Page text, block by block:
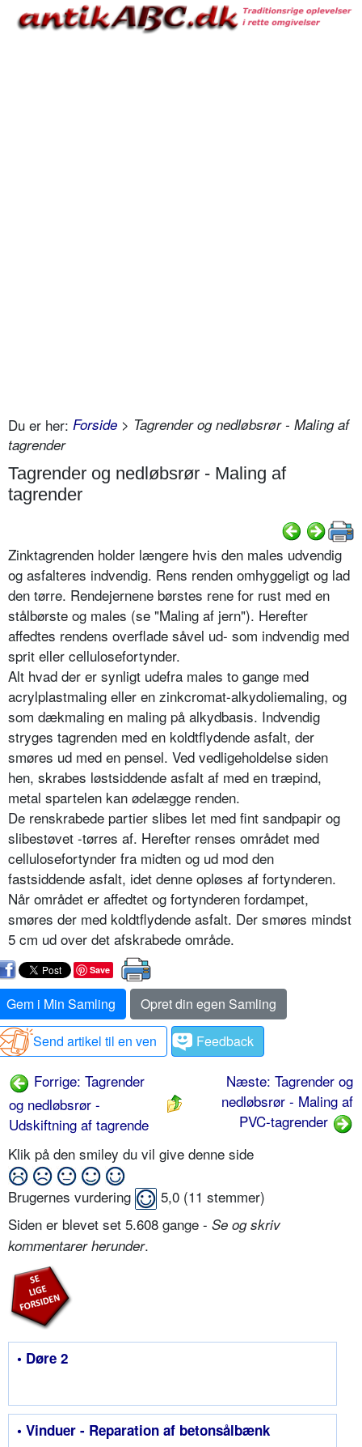
Du er her: Forside > Tagrender og nedløbsrør - Maling af
tagrender
Tagrender og nedløbsrør - Maling af
tagrender
Zinktagrenden holder længere hvis den males udvendig
og asfalteres indvendig. Rens renden omhyggeligt og lad
den tørre. Rendejernene børstes rene for rust med en
stålbørste og males (se "Maling af jern"). Herefter
affedtes rendens overflade såvel ud- som indvendig med
sprit eller cellulosefortynder.
Alt hvad der er synligt udefra males to gange med
acrylplastmaling eller en zinkcromat-alkydoliemaling, og
som dækmaling en maling på alkydbasis. Indvendig
stryges tagrenden med en koldtflydende asfalt, der
smøres ud med en pensel. Ved vedligeholdelse siden
hen, skrabes løstsiddende asfalt af med en træpind,
metal spartelen kan ødelægge renden.
De renskrabede partier slibes let med fint sandpapir og
slibestøvet -tørres af. Herefter renses området med
cellulosefortynder fra midten og ud mod den
fastsiddende asfalt, idet denne opløses af fortynderen.
Når området er affedtet og fortynderen fordampet,
smøres der med koldtflydende asfalt. Der smøres mindst
5 cm ud over det afskrabede område.
Save
Gem i Min Samling
Opret din egen Samling
Send artikel til en ven
Feedback
Forrige: Tagrender
og nedløbsrør -
Udskiftning af tagrende
Næste: Tagrender og
nedløbsrør - Maling af
PVC-tagrender
Klik på den smiley du vil give denne side
Brugernes vurdering 5,0 (11 stemmer)
Siden er blevet set 5.608 gange - Se og skriv
kommentarer herunder.
• Døre 2
• Vinduer - Reparation af betonsålbænk